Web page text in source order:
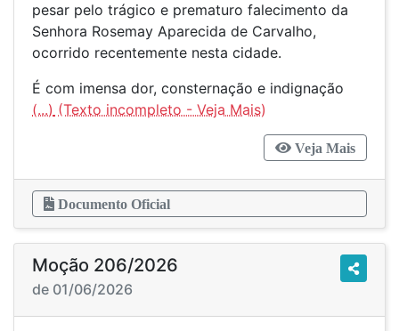
pesar pelo trágico e prematuro falecimento da
Senhora Rosemay Aparecida de Carvalho,
ocorrido recentemente nesta cidade.
É com imensa dor, consternação e indignação
(...)
Veja Mais
Documento Oficial
Moção 206/2026
de 01/06/2026